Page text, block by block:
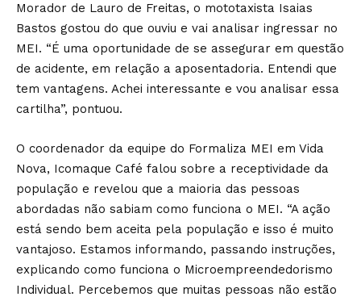
Morador de Lauro de Freitas, o mototaxista Isaias
Bastos gostou do que ouviu e vai analisar ingressar no
MEI. “É uma oportunidade de se assegurar em questão
de acidente, em relação a aposentadoria. Entendi que
tem vantagens. Achei interessante e vou analisar essa
cartilha”, pontuou.
O coordenador da equipe do Formaliza MEI em Vida
Nova, Icomaque Café falou sobre a receptividade da
população e revelou que a maioria das pessoas
abordadas não sabiam como funciona o MEI. “A ação
está sendo bem aceita pela população e isso é muito
vantajoso. Estamos informando, passando instruções,
explicando como funciona o Microempreendedorismo
Individual. Percebemos que muitas pessoas não estão